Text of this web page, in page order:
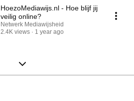
HoezoMediawijs.nl - Hoe blijf jij
veilig online?
Netwerk Mediawijsheid
2.4K views
1 year ago